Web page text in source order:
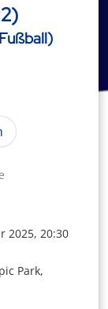
2025, 20:30
Park,